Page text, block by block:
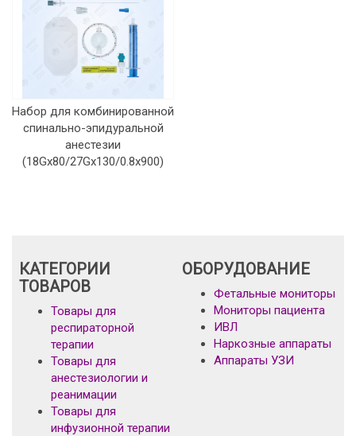
Набор для комбинированной
спинально-эпидуральной
анестезии
(18Gx80/27Gх130/0.8х900)
КАТЕГОРИИ
ТОВАРОВ
Товары для
респираторной
терапии
Товары для
анестезиологии и
реанимации
Товары для
инфузионной терапии
ОБОРУДОВАНИЕ
Фетальные мониторы
Мониторы пациента
ИВЛ
Наркозные аппараты
Аппараты УЗИ